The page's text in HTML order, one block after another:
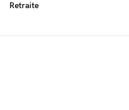
Retraite